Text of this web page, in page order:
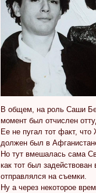
В общем, на роль Саши
момент был отчислен
Ее не пугал тот факт,
должен был в
Но тут вмешалась сама
как тот был
отправлялся на съемки.
Ну а через некоторое